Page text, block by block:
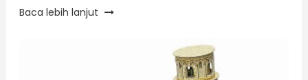
Baca lebih lanjut